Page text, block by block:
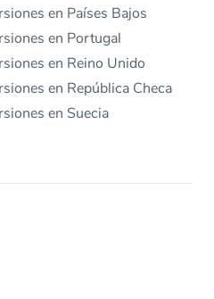
en Países Bajos
en Portugal
en Reino Unido
en República Checa
en Suecia